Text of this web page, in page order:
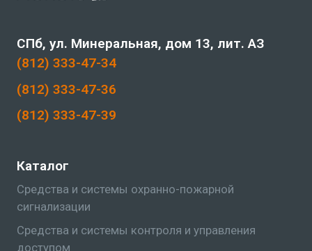
Каталог
Средства и системы охранно-пожарной
сигнализации
Средства и системы контроля и управления
доступом
(812) 333-47-34
(812) 333-47-36
(812) 333-47-39
СПб, ул. Минеральная, дом 13, лит. АЗ